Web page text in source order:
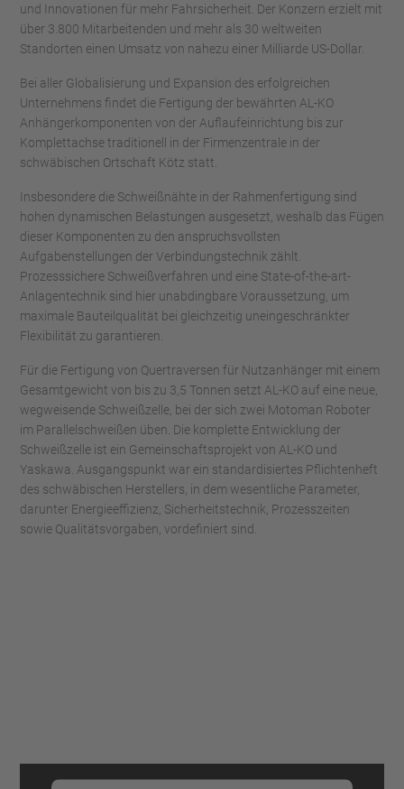
und Innovationen für mehr Fahrsicherheit. Der Konzern erzielt mit
über 3.800 Mitarbeitenden und mehr als 30 weltweiten
Standorten einen Umsatz von nahezu einer Milliarde US-Dollar.
Bei aller Globalisierung und Expansion des erfolgreichen
Unternehmens findet die Fertigung der bewährten AL-KO
Anhängerkomponenten von der Auflaufeinrichtung bis zur
Komplettachse traditionell in der Firmenzentrale in der
schwäbischen Ortschaft Kötz statt.
Insbesondere die Schweißnähte in der Rahmenfertigung sind
hohen dynamischen Belastungen ausgesetzt, weshalb das Fügen
dieser Komponenten zu den anspruchsvollsten
Aufgabenstellungen der Verbindungstechnik zählt.
Prozesssichere Schweißverfahren und eine State-of-the-art-
Anlagentechnik sind hier unabdingbare Voraussetzung, um
maximale Bauteilqualität bei gleichzeitig uneingeschränkter
Flexibilität zu garantieren.
Für die Fertigung von Quertraversen für Nutzanhänger mit einem
Gesamtgewicht von bis zu 3,5 Tonnen setzt AL-KO auf eine neue,
wegweisende Schweißzelle, bei der sich zwei Motoman Roboter
im Parallelschweißen üben. Die komplette Entwicklung der
Schweißzelle ist ein Gemeinschaftsprojekt von AL-KO und
Yaskawa. Ausgangspunkt war ein standardisiertes Pflichtenheft
des schwäbischen Herstellers, in dem wesentliche Parameter,
darunter Energieeffizienz, Sicherheitstechnik, Prozesszeiten
sowie Qualitätsvorgaben, vordefiniert sind.